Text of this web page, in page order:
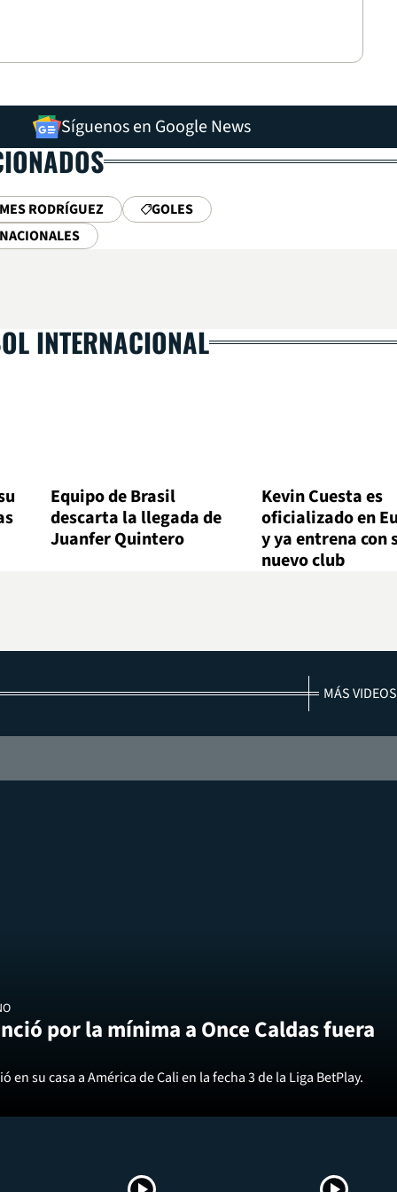
Síguenos en Google News
RODRÍGUEZ
GOLES
INTERNACIONAL
Equipo de Brasil
descarta la llegada de
Juanfer Quintero
Kevin Cuesta es
oficializado en
y ya entrena con
nuevo club
MÁS VIDEOS
por la mínima a Once Caldas fuera
en su casa a América de Cali en la fecha 3 de la Liga BetPlay.